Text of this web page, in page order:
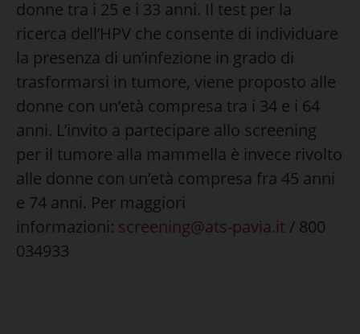
donne tra i 25 e i 33 anni. Il test per la
ricerca dell’HPV che consente di individuare
la presenza di un’infezione in grado di
trasformarsi in tumore, viene proposto alle
donne con un’età compresa tra i 34 e i 64
anni. L’invito a partecipare allo screening
per il tumore alla mammella è invece rivolto
alle donne con un’età compresa fra 45 anni
e 74 anni. Per maggiori
informazioni: screening@ats-pavia.it / 800
034933